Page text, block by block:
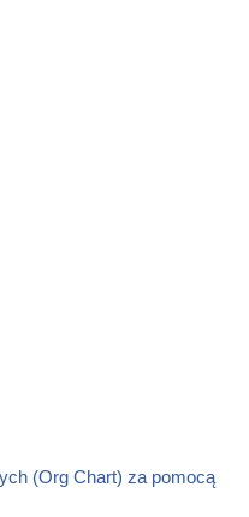
(Org Chart) za pomocą